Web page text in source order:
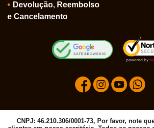
Devolução, Reembolso
e Cancelamento
CNPJ: 46.210.306/0001-73, Por favor, note